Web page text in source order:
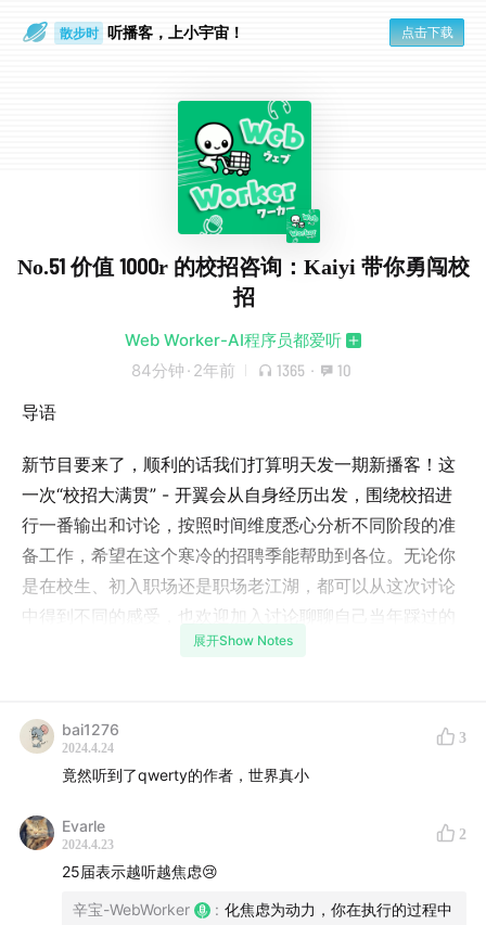
散步时 听播客，上小宇宙！ 点击下载
No.51 价值 1000r 的校招咨询：Kaiyi 带你勇闯校
招
Web Worker-AI程序员都爱听
84分钟 · 2年前 1365 · 10
导语
新节目要来了，顺利的话我们打算明天发一期新播客！这
一次“校招大满贯” - 开翼会从自身经历出发，围绕校招进
行一番输出和讨论，按照时间维度悉心分析不同阶段的准
备工作，希望在这个寒冷的招聘季能帮助到各位。无论你
是在校生、初入职场还是职场老江湖，都可以从这次讨论
中得到不同的感受，也欢迎加入讨论聊聊自己当年踩过的
Kaiyi
qwerty learner
展开Show Notes
bai1276
2024.4.24
3
竟然听到了qwerty的作者，世界真小
Evarle
2024.4.23
2
25届表示越听越焦虑😢
辛宝-WebWorker : 化焦虑为动力，你在执行的过程中